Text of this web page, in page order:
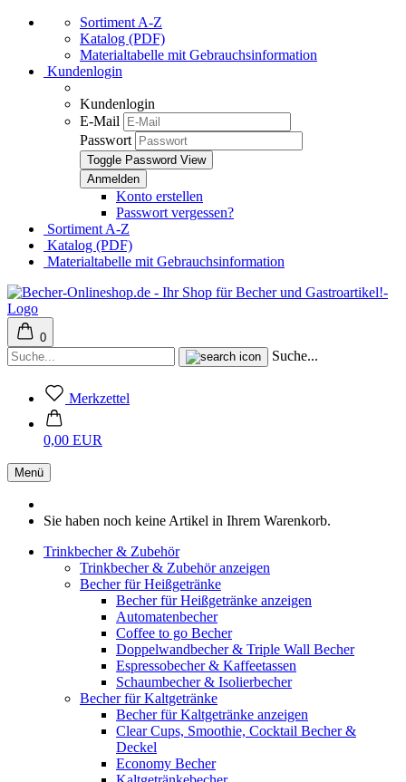
Sortiment A-Z
Katalog (PDF)
Materialtabelle mit Gebrauchsinformation
Kundenlogin
Kundenlogin
E-Mail
Passwort
Toggle Password View
Konto erstellen
Passwort vergessen?
Sortiment A-Z
Katalog (PDF)
Materialtabelle mit Gebrauchsinformation
0
Suche...
Merkzettel
0,00 EUR
Menü
Sie haben noch keine Artikel in Ihrem Warenkorb.
Trinkbecher & Zubehör
Trinkbecher & Zubehör anzeigen
Becher für Heißgetränke
Becher für Heißgetränke anzeigen
Automatenbecher
Coffee to go Becher
Doppelwandbecher & Triple Wall Becher
Espressobecher & Kaffeetassen
Schaumbecher & Isolierbecher
Becher für Kaltgetränke
Becher für Kaltgetränke anzeigen
Clear Cups, Smoothie, Cocktail Becher &
Deckel
Economy Becher